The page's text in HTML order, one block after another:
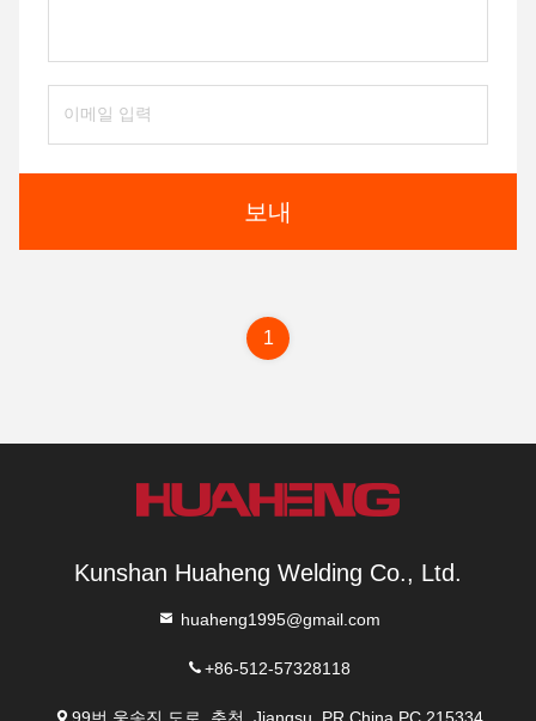
보내
1
Kunshan Huaheng Welding Co., Ltd.
huaheng1995@gmail.com
+86-512-57328118